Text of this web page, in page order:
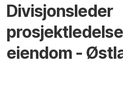
Divisjonsleder
eiendom -